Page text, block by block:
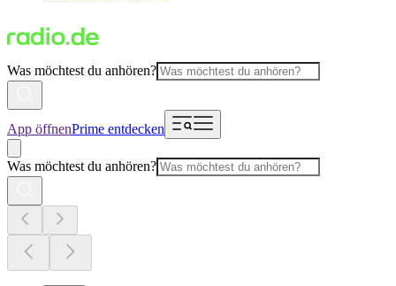
Was möchtest du anhören?
App öffnenPrime entdecken
Was möchtest du anhören?